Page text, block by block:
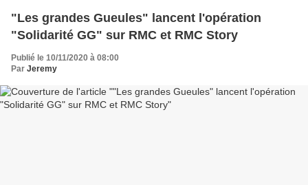
"Les grandes Gueules" lancent l'opération
"Solidarité GG" sur RMC et RMC Story
Publié le 10/11/2020 à 08:00
Par Jeremy